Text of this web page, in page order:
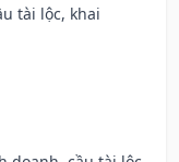
tài lộc, khai